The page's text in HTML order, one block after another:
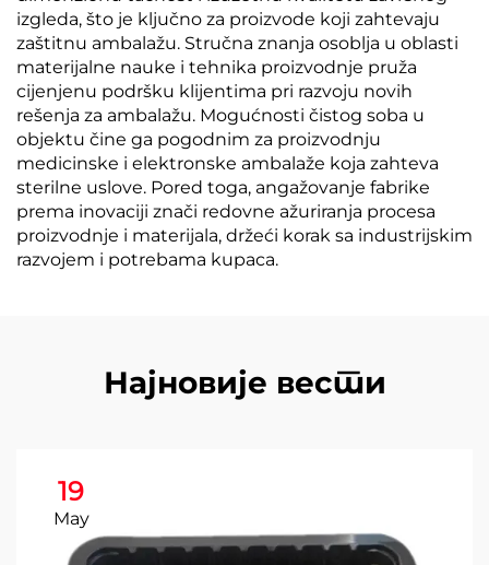
izgleda, što je ključno za proizvode koji zahtevaju
zaštitnu ambalažu. Stručna znanja osoblja u oblasti
materijalne nauke i tehnika proizvodnje pruža
cijenjenu podršku klijentima pri razvoju novih
rešenja za ambalažu. Mogućnosti čistog soba u
objektu čine ga pogodnim za proizvodnju
medicinske i elektronske ambalaže koja zahteva
sterilne uslove. Pored toga, angažovanje fabrike
prema inovaciji znači redovne ažuriranja procesa
proizvodnje i materijala, držeći korak sa industrijskim
razvojem i potrebama kupaca.
Најновије вести
19
May